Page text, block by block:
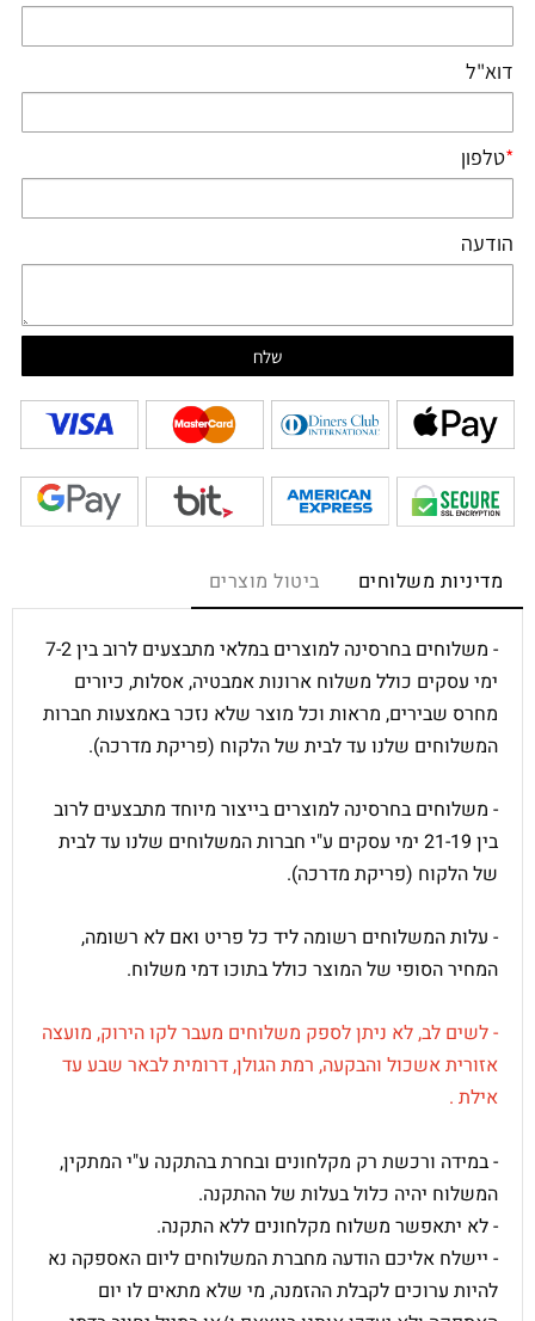
דוא"ל
*טלפון
הודעה
מדיניות משלוחים ביטול מוצרים
- משלוחים בחרסינה למוצרים במלאי מתבצעים לרוב בין 7-2
ימי עסקים כולל משלוח ארונות אמבטיה, אסלות, כיורים
מחרס שבירים, מראות וכל מוצר שלא נזכר באמצעות חברות
המשלוחים שלנו עד לבית של הלקוח (פריקת מדרכה).
- משלוחים בחרסינה למוצרים בייצור מיוחד מתבצעים לרוב
בין 21-19 ימי עסקים ע"י חברות המשלוחים שלנו עד לבית
של הלקוח (פריקת מדרכה).
- עלות המשלוחים רשומה ליד כל פריט ואם לא רשומה,
המחיר הסופי של המוצר כולל בתוכו דמי משלוח.
- לשים לב, לא ניתן לספק משלוחים מעבר לקו הירוק, מועצה
אזורית אשכול והבקעה, רמת הגולן,דרומית לבאר שבע עד
אילת .
- במידה ורכשת רק מקלחונים ובחרת בהתקנה ע"י המתקין,
המשלוח יהיה כלול בעלות של ההתקנה.
- לא יתאפשר משלוח מקלחונים ללא התקנה.
- יישלח אליכם הודעה מחברת המשלוחים ליום האספקה נא
להיות ערוכים לקבלת ההזמנה, מי שלא מתאים לו יום